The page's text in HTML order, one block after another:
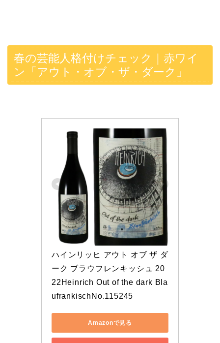
春の芸能人格付けチェック｜赤ワイ
ン「アウト・オブ・ザ・ダーク」
ハインリッヒ アウト オブ ザ ダ
ーク ブラウフレンキッシュ 20
22Heinrich Out of the dark Bla
ufrankischNo.115245
Amazonで見る